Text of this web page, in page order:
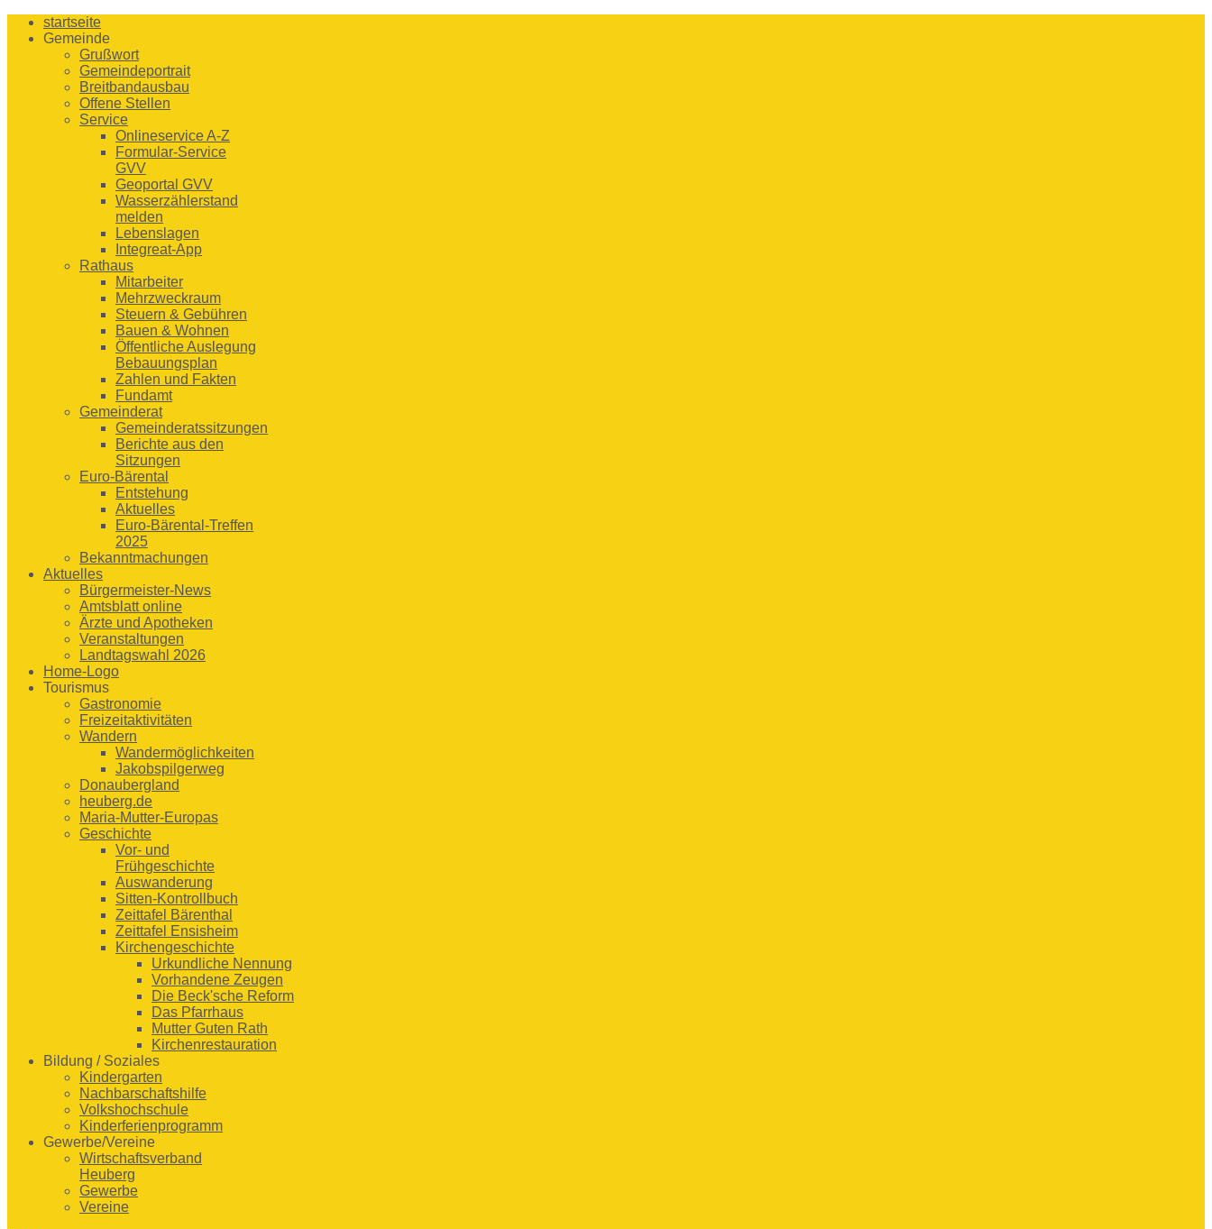
startseite
Gemeinde
Grußwort
Gemeindeportrait
Breitbandausbau
Offene Stellen
Service
Onlineservice A-Z
Formular-Service
GVV
Geoportal GVV
Wasserzählerstand
melden
Lebenslagen
Integreat-App
Rathaus
Mitarbeiter
Mehrzweckraum
Steuern & Gebühren
Bauen & Wohnen
Öffentliche Auslegung
Bebauungsplan
Zahlen und Fakten
Fundamt
Gemeinderat
Gemeinderatssitzungen
Berichte aus den
Sitzungen
Euro-Bärental
Entstehung
Aktuelles
Euro-Bärental-Treffen
2025
Bekanntmachungen
Aktuelles
Bürgermeister-News
Amtsblatt online
Ärzte und Apotheken
Veranstaltungen
Landtagswahl 2026
Home-Logo
Tourismus
Gastronomie
Freizeitaktivitäten
Wandern
Wandermöglichkeiten
Jakobspilgerweg
Donaubergland
heuberg.de
Maria-Mutter-Europas
Geschichte
Vor- und
Frühgeschichte
Auswanderung
Sitten-Kontrollbuch
Zeittafel Bärenthal
Zeittafel Ensisheim
Kirchengeschichte
Urkundliche Nennung
Vorhandene Zeugen
Die Beck'sche Reform
Das Pfarrhaus
Mutter Guten Rath
Kirchenrestauration
Bildung / Soziales
Kindergarten
Nachbarschaftshilfe
Volkshochschule
Kinderferienprogramm
Gewerbe/Vereine
Wirtschaftsverband
Heuberg
Gewerbe
Vereine